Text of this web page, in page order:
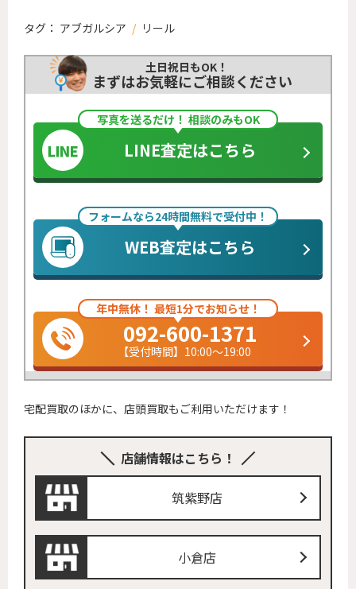
タグ： アブガルシア / リール
土日祝日もOK！
まずはお気軽にご相談ください
写真を送るだけ！ 相談のみもOK
LINE査定はこちら
フォームなら24時間無料で受付中！
WEB査定はこちら
年中無休！ 最短1分でお知らせ！
092-600-1371
【受付時間】10:00～19:00
宅配買取のほかに、店頭買取もご利用いただけます！
店舗情報はこちら！
筑紫野店
小倉店